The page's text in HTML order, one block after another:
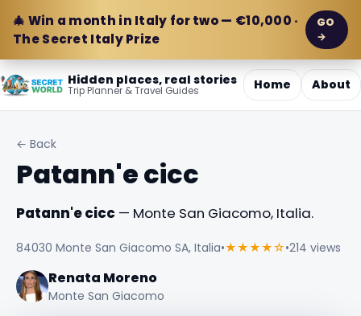
🎄 Win a month in Italy for two — €10,000 ·
The Secret Italy Prize
GO
→
Hidden places, real stories
Trip Planner & Travel Guides Home About
← Back
Patann'e cicc
Patann'e cicc — Monte San Giacomo, Italia.
84030 Monte San Giacomo SA, Italia•★★★★☆•214 views
Renata Moreno
Monte San Giacomo